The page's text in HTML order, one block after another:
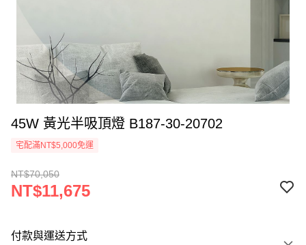
45W 黃光半吸頂燈 B187-30-20702
宅配滿NT$5,000免運
NT$70,050
NT$11,675
付款與運送方式